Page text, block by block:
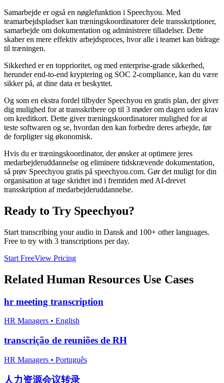
Samarbejde er også en nøglefunktion i Speechyou. Med
teamarbejdspladser kan træningskoordinatorer dele transskriptioner,
samarbejde om dokumentation og administrere tilladelser. Dette
skaber en mere effektiv arbejdsproces, hvor alle i teamet kan bidrage
til træningen.
Sikkerhed er en topprioritet, og med enterprise-grade sikkerhed,
herunder end-to-end kryptering og SOC 2-compliance, kan du være
sikker på, at dine data er beskyttet.
Og som en ekstra fordel tilbyder Speechyou en gratis plan, der giver
dig mulighed for at transskribere op til 3 møder om dagen uden krav
om kreditkort. Dette giver træningskoordinatorer mulighed for at
teste softwaren og se, hvordan den kan forbedre deres arbejde, før
de forpligter sig økonomisk.
Hvis du er træningskoordinator, der ønsker at optimere jeres
medarbejderuddannelse og eliminere tidskrævende dokumentation,
så prøv Speechyou gratis på speechyou.com. Gør det muligt for din
organisation at tage skridtet ind i fremtiden med AI-drevet
transskription af medarbejderuddannelse.
Ready to Try Speechyou?
Start transcribing your audio in Dansk and 100+ other languages.
Free to try with 3 transcriptions per day.
Start FreeView Pricing
Related Human Resources Use Cases
hr meeting transcription
HR Managers • English
transcrição de reuniões de RH
HR Managers • Português
人力资源会议转录